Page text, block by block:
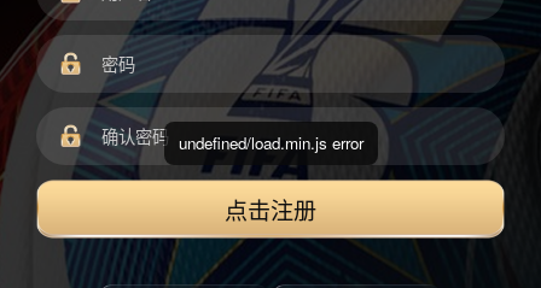
点击注册
undefined/load.min.js error